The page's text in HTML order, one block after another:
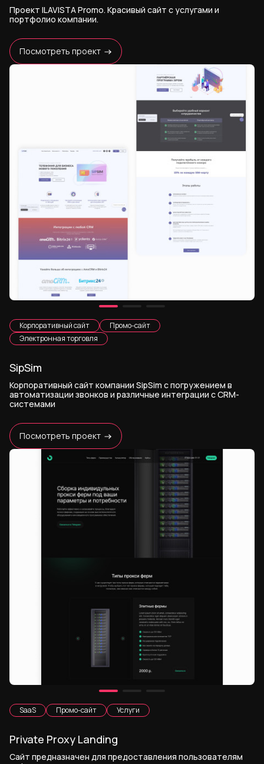
Проект ILAVISTA Promo. Красивый сайт с услугами и
портфолио компании.
Посмотреть проект
Корпоративный сайт
Промо-сайт
Электронная торговля
SipSim
Корпоративный сайт компании SipSim с погружением в
автоматизации звонков и различные интеграции с CRM-
системами
Посмотреть проект
SaaS Промо-сайт Услуги
Private Proxy Landing
Сайт предназначен для предоставления пользователям